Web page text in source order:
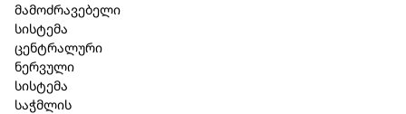
მამოძრავებელი
სისტემა
ცენტრალური
ნერვული
სისტემა
საჭმლის
მუკოზა კომპ ად უს
ვეტ / Mucosa
compositum ad us
vet. 5.0 მლ. ამპ.